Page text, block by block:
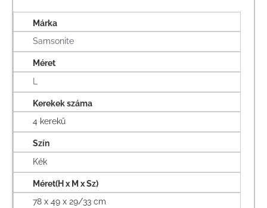
Márka
Samsonite
Méret
L
Kerekek száma
4 kerekű
Szín
Kék
Méret(H x M x Sz)
78 x 49 x 29/33 cm